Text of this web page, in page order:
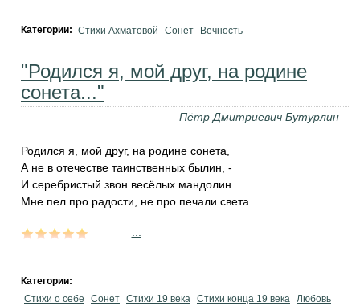
Категории: Стихи Ахматовой Сонет Вечность
"Родился я, мой друг, на родине
сонета..."
Пётр Дмитриевич Бутурлин
Родился я, мой друг, на родине сонета,
А не в отечестве таинственных былин, -
И серебристый звон весёлых мандолин
Мне пел про радости, не про печали света.
Категории:
Стихи о себе
Сонет Стихи 19 века Стихи конца 19 века Любовь